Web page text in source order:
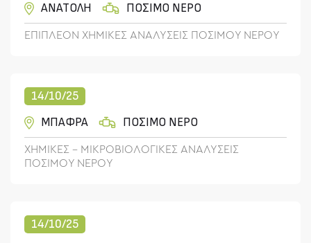
ΑΝΑΤΟΛΗ
ΠΟΣΙΜΟ ΝΕΡΟ
ΕΠΙΠΛΕΟΝ ΧΗΜΙΚΕΣ ΑΝΑΛΥΣΕΙΣ ΠΟΣΙΜΟΥ ΝΕΡΟΥ
14/10/25
ΜΠΑΦΡΑ
ΠΟΣΙΜΟ ΝΕΡΟ
ΧΗΜΙΚΕΣ - ΜΙΚΡΟΒΙΟΛΟΓΙΚΕΣ ΑΝΑΛΥΣΕΙΣ
ΠΟΣΙΜΟΥ ΝΕΡΟΥ
14/10/25